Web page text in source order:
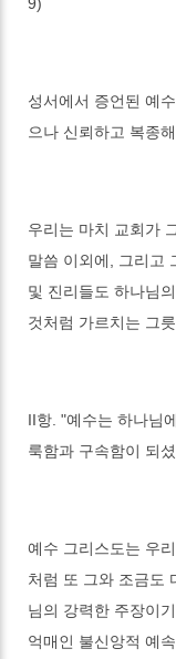
성서에서 증언된 예
으나 신뢰하고 복종
우리는 마치 교회가
말씀 이외에, 그리고
및 진리들도 하나님
것처럼 가르치는 그
II항. "예수는 하나님
룩함과 구속함이 되
예수 그리스도는 우
처럼 또 그와 조금도
님의 강력한 주장이
억매인 불신앙적 예